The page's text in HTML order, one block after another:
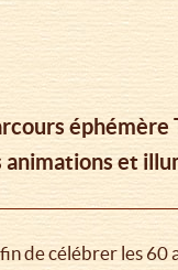
et
decélébrer les 60